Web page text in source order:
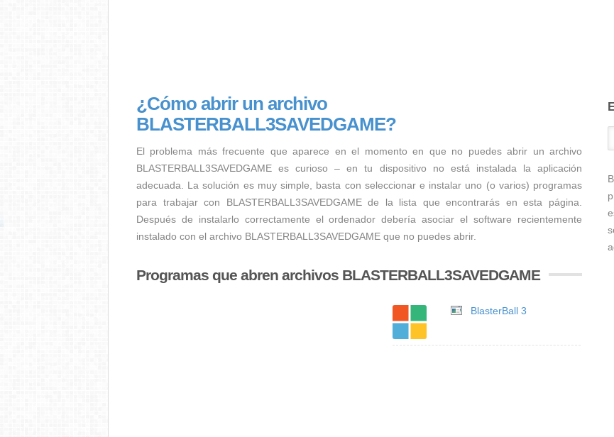
¿Cómo abrir un archivo
BLASTERBALL3SAVEDGAME?
El problema más frecuente que aparece en el momento en que no puedes abrir un archivo
BLASTERBALL3SAVEDGAME es curioso – en tu dispositivo no está instalada la aplicación
adecuada. La solución es muy simple, basta con seleccionar e instalar uno (o varios) programas
para trabajar con BLASTERBALL3SAVEDGAME de la lista que encontrarás en esta página.
Después de instalarlo correctamente el ordenador debería asociar el software recientemente
instalado con el archivo BLASTERBALL3SAVEDGAME que no puedes abrir.
Programas que abren archivos BLASTERBALL3SAVEDGAME
BlasterBall 3